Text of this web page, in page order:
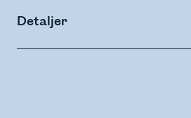
Detaljer